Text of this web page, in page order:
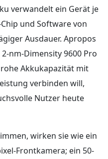
verwandelt ein Gerät je
und Software von
Ausdauer. Apropos
nm-Dimensity 9600 Pro
Akkukapazität mit
verbinden will,
Nutzer heute
wirken sie wie ein
Frontkamera; ein 50-